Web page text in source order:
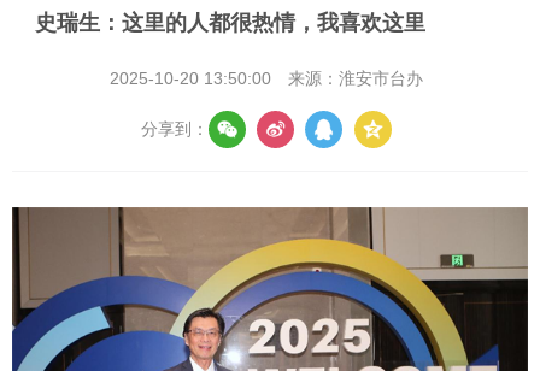
史瑞生：这里的人都很热情，我喜欢这里
2025-10-20 13:50:00 来源：淮安市台办
分享到：